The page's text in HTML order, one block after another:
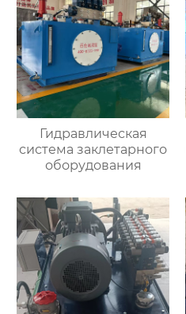
Гидравлическая
система заклетарного
оборудования